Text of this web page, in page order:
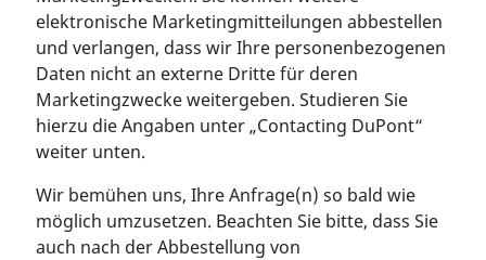
elektronische Marketingmitteilungen abbestellen
und verlangen, dass wir Ihre personenbezogenen
Daten nicht an externe Dritte für deren
Marketingzwecke weitergeben. Studieren Sie
hierzu die Angaben unter „Contacting DuPont“
weiter unten.
Wir bemühen uns, Ihre Anfrage(n) so bald wie
möglich umzusetzen. Beachten Sie bitte, dass Sie
auch nach der Abbestellung von